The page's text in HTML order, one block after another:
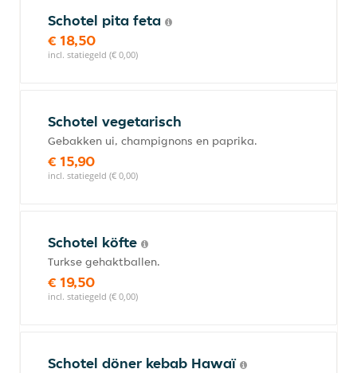
Schotel pita feta
€ 18,50
incl. statiegeld (€ 0,00)
Schotel vegetarisch
Gebakken ui, champignons en paprika.
€ 15,90
incl. statiegeld (€ 0,00)
Schotel köfte
Turkse gehaktballen.
€ 19,50
incl. statiegeld (€ 0,00)
Schotel döner kebab Hawaï